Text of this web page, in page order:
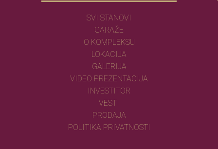
SVI STANOVI
GARAŽE
O KOMPLEKSU
LOKACIJA
GALERIJA
VIDEO PREZENTACIJA
INVESTITOR
VESTI
PRODAJA
POLITIKA PRIVATNOSTI